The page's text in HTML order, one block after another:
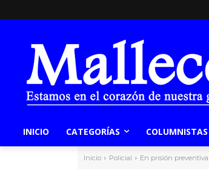
INICIO CATEGORÍAS COLUMNISTAS
Inicio Policial En prisión